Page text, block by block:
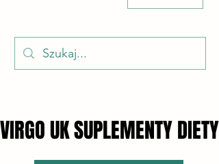
VIRGO UK SUPLEMENTY DIETY
VIRGO UK SUPLEMENTY DIETY